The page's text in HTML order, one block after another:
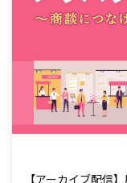
【アーカイブ配信